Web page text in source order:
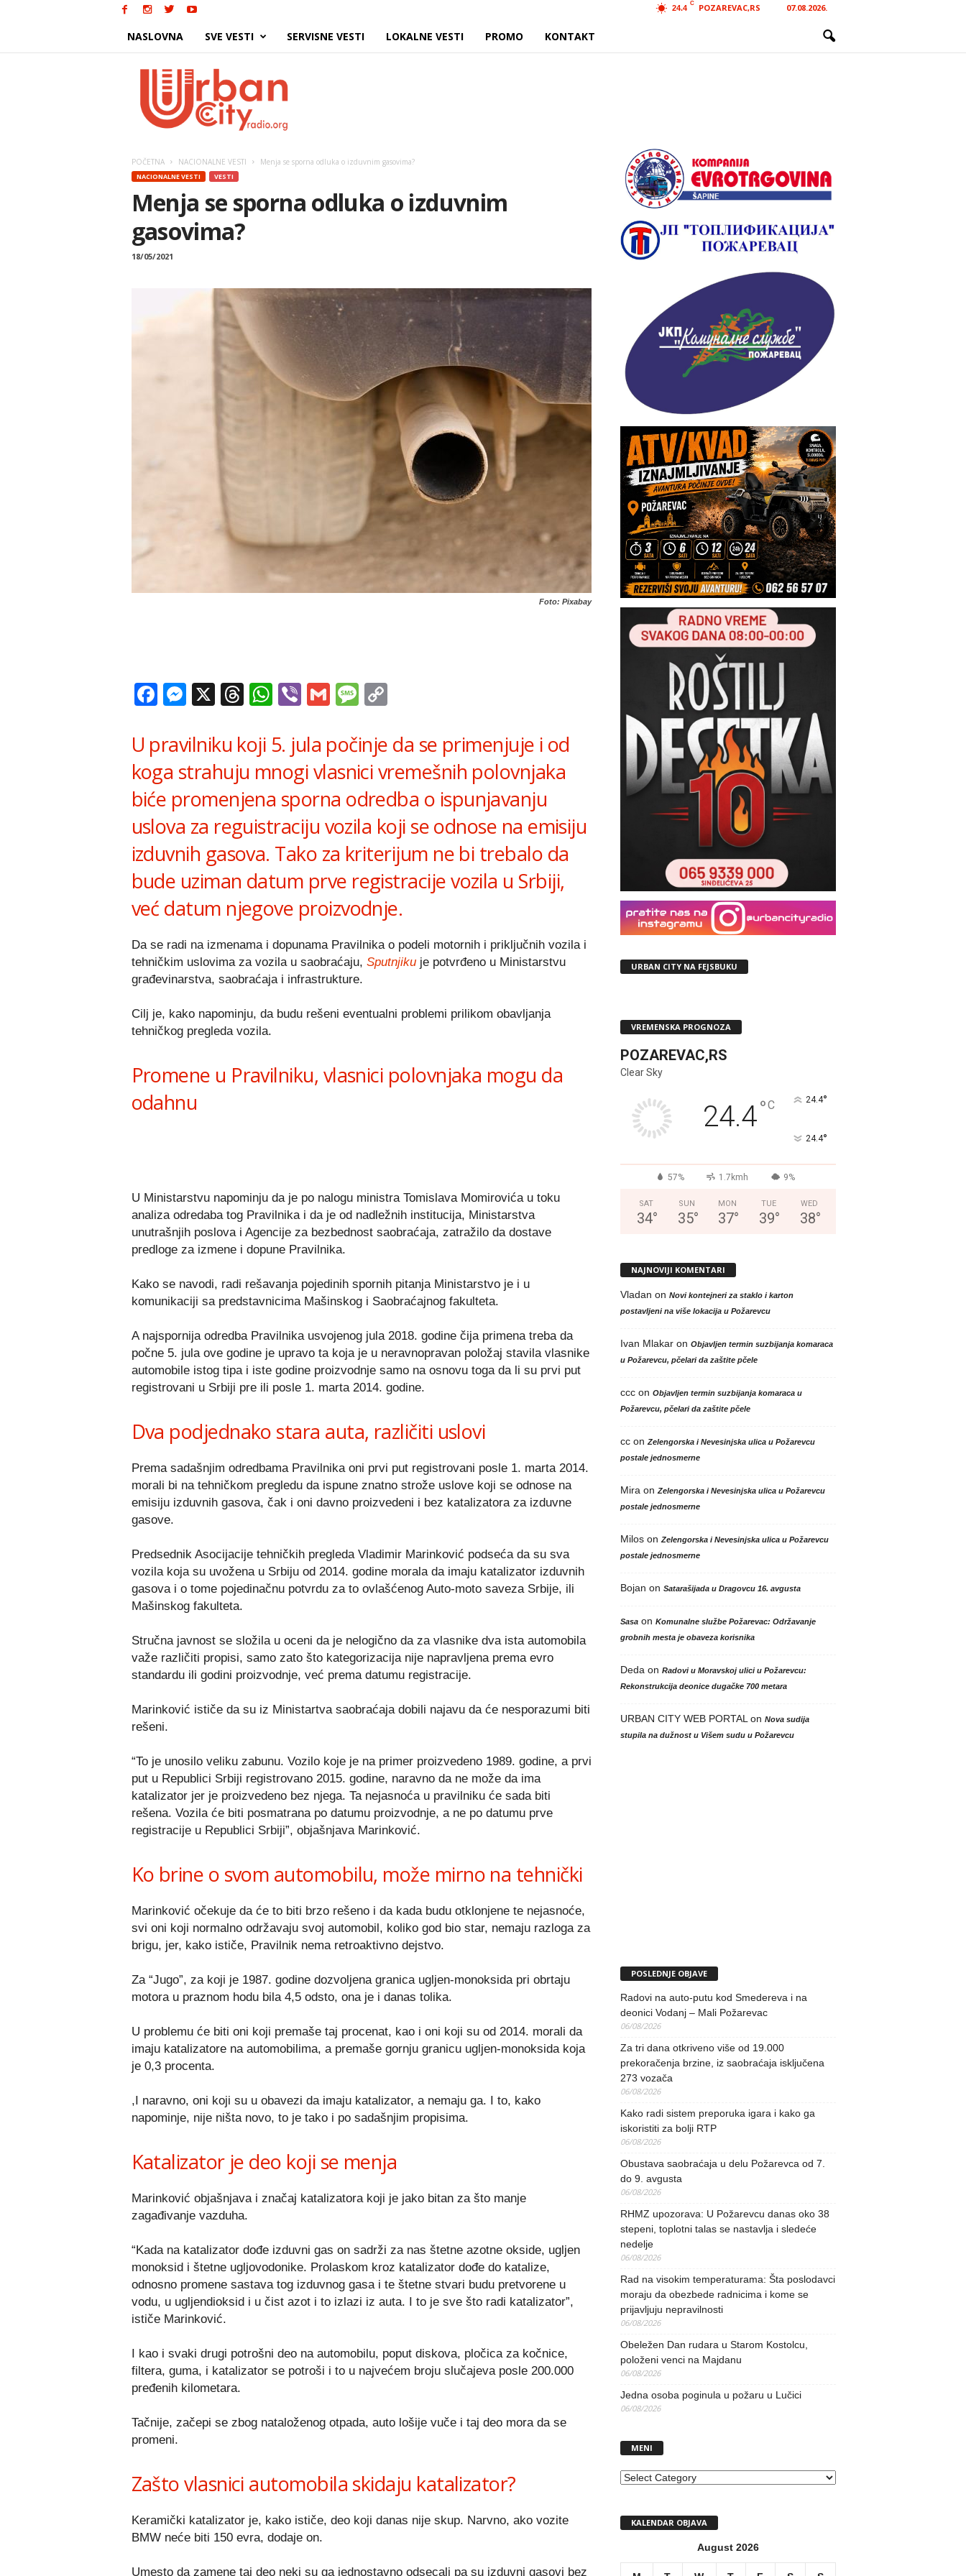
24.4
C POZAREVAC,RS 07.08.2026.
NASLOVNA SVE VESTI SERVISNE VESTI LOKALNE VESTI PROMO KONTAKT
POČETNA NACIONALNE VESTI Menja se sporna odluka o izduvnim gasovima?
NACIONALNE VESTI VESTI
Menja se sporna odluka o izduvnim
gasovima?
18/05/2021
Foto: Pixabay
Facebook
Messenger
X Threads
WhatsApp
ViberGmailMessage
U pravilniku koji 5. jula počinje da se primenjuje i od
koga strahuju mnogi vlasnici vremešnih polovnjaka
biće promenjena sporna odredba o ispunjavanju
uslova za reguistraciju vozila koji se odnose na emisiju
izduvnih gasova. Tako za kriterijum ne bi trebalo da
bude uziman datum prve registracije vozila u Srbiji,
već datum njegove proizvodnje.
Da se radi na izmenama i dopunama Pravilnika o podeli motornih i priključnih vozila i
tehničkim uslovima za vozila u saobraćaju, Sputnjikuje potvrđeno u Ministarstvu
građevinarstva, saobraćaja i infrastrukture.
Cilj je, kako napominju, da budu rešeni eventualni problemi prilikom obavljanja
tehničkog pregleda vozila.
Promene u Pravilniku, vlasnici polovnjaka mogu da
odahnu
U Ministarstvu napominju da je po nalogu ministra Tomislava Momirovića u toku
analiza odredaba tog Pravilnika i da je od nadležnih institucija, Ministarstva
unutrašnjih poslova i Agencije za bezbednost saobraćaja, zatražilo da dostave
predloge za izmene i dopune Pravilnika.
Kako se navodi, radi rešavanja pojedinih spornih pitanja Ministarstvo je i u
komunikaciji sa predstavnicima Mašinskog i Saobraćajnog fakulteta.
A najspornija odredba Pravilnika usvojenog jula 2018. godine čija primena treba da
počne 5. jula ove godine je upravo ta koja je u neravnopravan položaj stavila vlasnike
automobile istog tipa i iste godine proizvodnje samo na osnovu toga da li su prvi put
registrovani u Srbiji pre ili posle 1. marta 2014. godine.
Dva podjednako stara auta, različiti uslovi
Prema sadašnjim odredbama Pravilnika oni prvi put registrovani posle 1. marta 2014.
morali bi na tehničkom pregledu da ispune znatno strože uslove koji se odnose na
emisiju izduvnih gasova, čak i oni davno proizvedeni i bez katalizatora za izduvne
gasove.
Predsednik Asocijacije tehničkih pregleda Vladimir Marinković podseća da su sva
vozila koja su uvožena u Srbiju od 2014. godine morala da imaju katalizator izduvnih
gasova i o tome pojedinačnu potvrdu za to ovlašćenog Auto-moto saveza Srbije, ili
Mašinskog fakulteta.
Stručna javnost se složila u oceni da je nelogično da za vlasnike dva ista automobila
važe različiti propisi, samo zato što kategorizacija nije napravljena prema evro
standardu ili godini proizvodnje, već prema datumu registracije.
Marinković ističe da su iz Ministartva saobraćaja dobili najavu da će nesporazumi biti
rešeni.
“To je unosilo veliku zabunu. Vozilo koje je na primer proizvedeno 1989. godine, a prvi
put u Republici Srbiji registrovano 2015. godine, naravno da ne može da ima
katalizator jer je proizvedeno bez njega. Ta nejasnoća u pravilniku će sada biti
rešena. Vozila će biti posmatrana po datumu proizvodnje, a ne po datumu prve
registracije u Republici Srbiji”, objašnjava Marinković.
Ko brine o svom automobilu, može mirno na tehnički
Marinković očekuje da će to biti brzo rešeno i da kada budu otklonjene te nejasnoće,
svi oni koji normalno održavaju svoj automobil, koliko god bio star, nemaju razloga za
brigu, jer, kako ističe, Pravilnik nema retroaktivno dejstvo.
Za “Jugo”, za koji je 1987. godine dozvoljena granica ugljen-monoksida pri obrtaju
motora u praznom hodu bila 4,5 odsto, ona je i danas tolika.
U problemu će biti oni koji premaše taj procenat, kao i oni koji su od 2014. morali da
imaju katalizatore na automobilima, a premaše gornju granicu ugljen-monoksida koja
je 0,3 procenta.
,I naravno, oni koji su u obavezi da imaju katalizator, a nemaju ga. I to, kako
napominje, nije ništa novo, to je tako i po sadašnjim propisima.
Katalizator je deo koji se menja
Marinković objašnjava i značaj katalizatora koji je jako bitan za što manje
zagađivanje vazduha.
“Kada na katalizator dođe izduvni gas on sadrži za nas štetne azotne okside, ugljen
monoksid i štetne ugljovodonike. Prolaskom kroz katalizator dođe do katalize,
odnosno promene sastava tog izduvnog gasa i te štetne stvari budu pretvorene u
vodu, u ugljendioksid i u čist azot i to izlazi iz auta. I to je sve što radi katalizator”,
ističe Marinković.
I kao i svaki drugi potrošni deo na automobilu, poput diskova, pločica za kočnice,
filtera, guma, i katalizator se potroši i to u najvećem broju slučajeva posle 200.000
pređenih kilometara.
Tačnije, začepi se zbog nataloženog otpada, auto lošije vuče i taj deo mora da se
promeni.
Zašto vlasnici automobila skidaju katalizator?
Keramički katalizator je, kako ističe, deo koji danas nije skup. Narvno, ako vozite
BMW neće biti 150 evra, dodaje on.
Umesto da zamene taj deo neki su ga jednostavno odsecali pa su izduvni gasovi bez
URBAN CITY NA FEJSBUKU
VREMENSKA PROGNOZA
POZAREVAC,RS
Clear Sky
24.4°C 24.4°
24.4°
57% 1.7kmh 9%
SAT
34°
SUN
35°
MON
37°
TUE
39°
WED
38°
NAJNOVIJI KOMENTARI
Vladan on Novi kontejneri za staklo i karton
postavljeni na više lokacija u Požarevcu
Ivan Mlakaron Objavljen termin suzbijanja komaraca
u Požarevcu, pčelari da zaštite pčele
cccon Objavljen termin suzbijanja komaraca u
Požarevcu, pčelari da zaštite pčele
ccon Zelengorska i Nevesinjska ulica u Požarevcu
postale jednosmerne
Mira on Zelengorska i Nevesinjska ulica u Požarevcu
postale jednosmerne
Miloson Zelengorska i Nevesinjska ulica u Požarevcu
postale jednosmerne
Bojan on Satarašijada u Dragovcu 16. avgusta
Sasaon Komunalne službe Požarevac: Održavanje
grobnih mesta je obaveza korisnika
Deda on Radovi u Moravskoj ulici u Požarevcu:
Rekonstrukcija deonice dugačke 700 metara
URBAN CITY WEB PORTAL on Nova sudija
stupila na dužnost u Višem sudu u Požarevcu
POSLEDNJE OBJAVE
Radovi na auto-putu kod Smedereva i na
deonici Vodanj – Mali Požarevac
06/08/2026
Za tri dana otkriveno više od 19.000
prekoračenja brzine, iz saobraćaja isključena
273 vozača
06/08/2026
Kako radi sistem preporuka igara i kako ga
iskoristiti za bolji RTP
06/08/2026
Obustava saobraćaja u delu Požarevca od 7.
do 9. avgusta
06/08/2026
RHMZ upozorava: U Požarevcu danas oko 38
stepeni, toplotni talas se nastavlja i sledeće
nedelje
06/08/2026
Rad na visokim temperaturama: Šta poslodavci
moraju da obezbede radnicima i kome se
prijavljuju nepravilnosti
06/08/2026
Obeležen Dan rudara u Starom Kostolcu,
položeni venci na Majdanu
06/08/2026
Jedna osoba poginula u požaru u Lučici
06/08/2026
MENI
MENI
KALENDAR OBJAVA
August 2026